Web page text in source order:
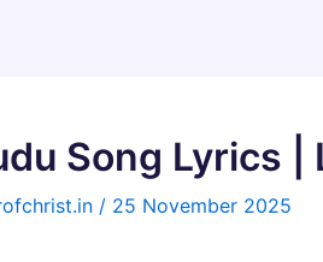
Song Lyrics
/ 25 November 2025